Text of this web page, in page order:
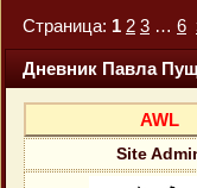
Дневник Павла
Страница: 1 2 3 … 6
AWL
Site